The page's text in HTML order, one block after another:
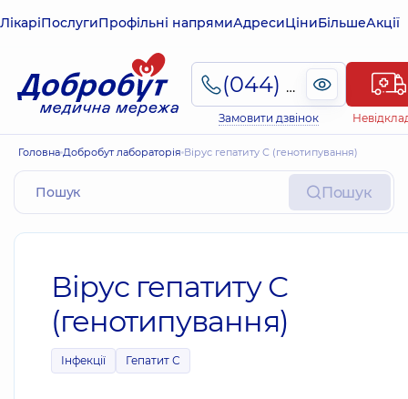
ЛікаріПослугиПрофільні напрямиАдресиЦіниБільшеАкції
(044) 495-2-888
Замовити дзвінок
Головна Добробут лабораторія Вірус гепатиту С (генотипування)
Пошук
Вірус гепатиту С
(генотипування)
Інфекції Гепатит С